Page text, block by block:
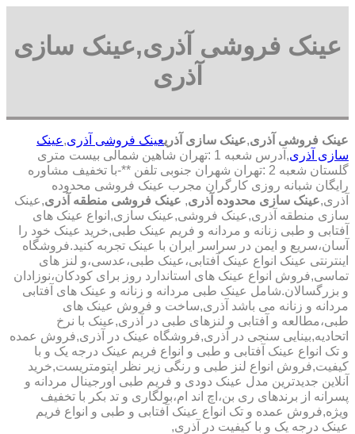
عینک فروشی آذری,عینک سازی
آذری
عینک فروشی آذری,عینک سازی آذریعینک فروشی آذری,عینک
سازی آذری
,آدرس شعبه 1 :تهران شاهین شمالی بیست متری
گلستان شعبه 2 :تهران شهران جنوبی تلفن **-با تخفیف مشاوره
رایگان شبانه روزی کارگران مجرب عینک فروشی محدوده
آذری,عینک سازی محدوده آذری, عینک فروشی منطقه آذری,عینک
سازی منطقه آذری,عینک فروشی,عینک سازی,انواع عینک های
آفتابی و طبی زنانه و مردانه و فریم عینک طبی,خرید عینک خود را
آسان،سریع و ایمن در سراسر ایران با عینک تجربه کنید.فروشگاه
اینترنتی عینک انواع عینک آفتابی،عینک طبی،عدسی،و لنز های
تماسی,فروش انواع عینک های استاندارد روز برای کودکان،نوزادان
و بزرگسالان.شامل عینک طبی مردانه و زنانه و عینک های آفتابی
مردانه و زنانه می باشد آذری,ساخت و فروش عینک های
طبی،مطالعه و آفتابی و لنزهای طبی در آذری,عینک با نرخ
اتحادیه,بینایی سنجی در آذری,فروشگاه عینک در آذری,فروش عمده
و تک انواع عینک آفتابی و طبی و انواع فریم عینک درجه یک و با
کیفیت,فروش انواع لنز طبی و رنگی زیر نظر اپتومتریست,خرید
آنلاین جدیدترین مدل عینک دودی و فریم طبی اورجینال مردانه و
پسرانه از برندهای ری بن،اچ اند ام،بولگاری و تد بکر با تخفیف
ویژه,فروش عمده و تک انواع عینک آفتابی و طبی و انواع فریم
عینک درجه یک و با کیفیت در آذری,